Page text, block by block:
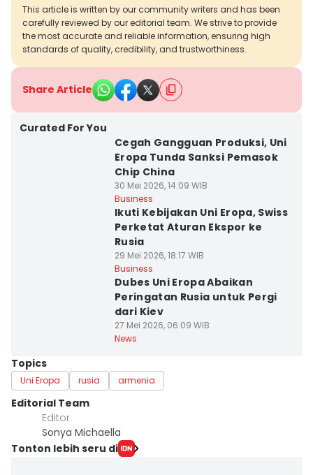
This article is written by our community writers and has been
carefully reviewed by our editorial team. We strive to provide
the most accurate and reliable information, ensuring high
standards of quality, credibility, and trustworthiness.
Share Article
Curated For You
Cegah Gangguan Produksi, Uni
Eropa Tunda Sanksi Pemasok
Chip China
30 Mei 2026, 14:09 WIB
Business
Ikuti Kebijakan Uni Eropa, Swiss
Perketat Aturan Ekspor ke
Rusia
29 Mei 2026, 18:17 WIB
Business
Dubes Uni Eropa Abaikan
Peringatan Rusia untuk Pergi
dari Kiev
27 Mei 2026, 06:09 WIB
News
Topics
Uni Eropa rusia armenia
Editorial Team
Editor
Sonya Michaella
Tonton lebih seru di